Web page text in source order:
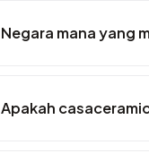
Negara mana yang
Apakah